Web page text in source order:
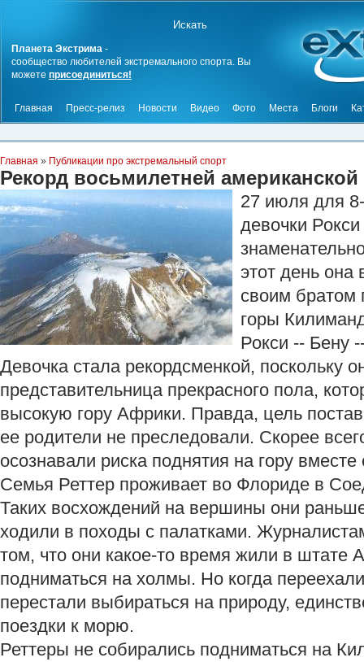
Планета Экстрима -
сообщество любителей экстремального спорта. Вы
можете присоединиться!
Главная Пресс-релиз Новости Видео Фото Места Блоги
Главная » Публикации про экстремальный спорт
Рекорд восьмилетней
27 июля для
девочки
этот день она
своим братом
горы
Рокси -- Бену
Девочка стала рекордсменкой, поскольку
представительница прекрасного пола,
высокую гору Африки. Правда, цель
ее родители не преследовали. Скорее
осознавали риска поднятия на гору вместе
Семья Реттер проживает во Флориде в
Таких восхождений на вершины они
ходили в походы с палатками.
том, что они какое-то время жили в штате
подниматься на холмы. Но когда
перестали выбираться на природу,
поездки к морю.
Реттеры не собирались подниматься на